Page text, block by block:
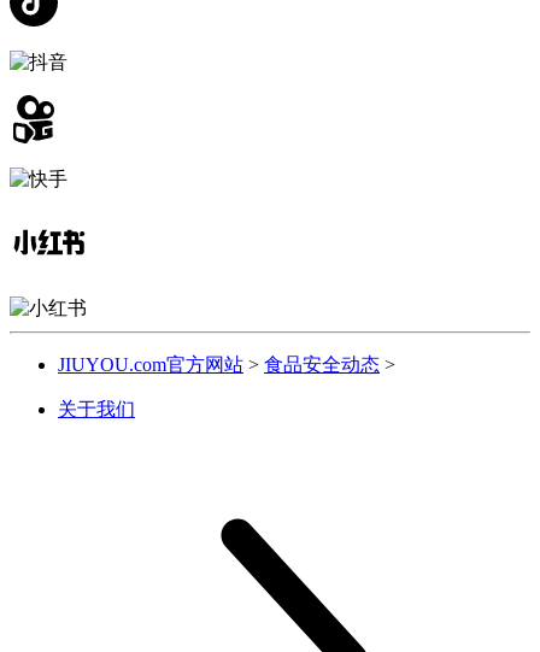
JIUYOU.com官方网站 > 食品安全动态 >
关于我们